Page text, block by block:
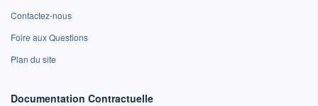
Contactez-nous
Foire aux Questions
Plan du site
Documentation Contractuelle